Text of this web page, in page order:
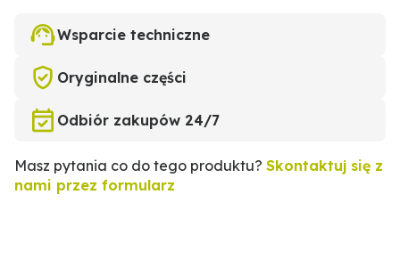
Wsparcie techniczne
Oryginalne części
Odbiór zakupów 24/7
Masz pytania co do tego produktu? Skontaktuj się z
nami przez formularz